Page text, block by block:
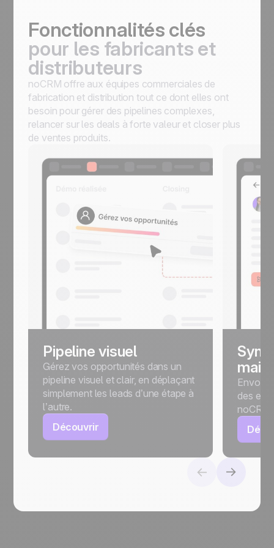
Fonctionnalités clés
pour les fabricants et
distributeurs
noCRM offre aux équipes commerciales de
fabrication et distribution tout ce dont elles ont
besoin pour gérer des pipelines complexes,
relancer sur les deals à forte valeur et closer plus
de ventes produits.
Pipeline visuel
Gérez vos opportunités dans un
pipeline visuel et clair, en déplaçant
simplement les leads d’une étape à
l’autre.
Découvrir
mails
des e-
noCRM.